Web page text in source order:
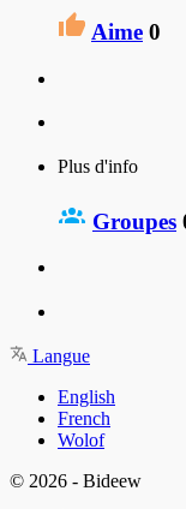
Aime 0
Plus d'info
Groupes
Langue
English
French
Wolof
© 2026 - Bideew